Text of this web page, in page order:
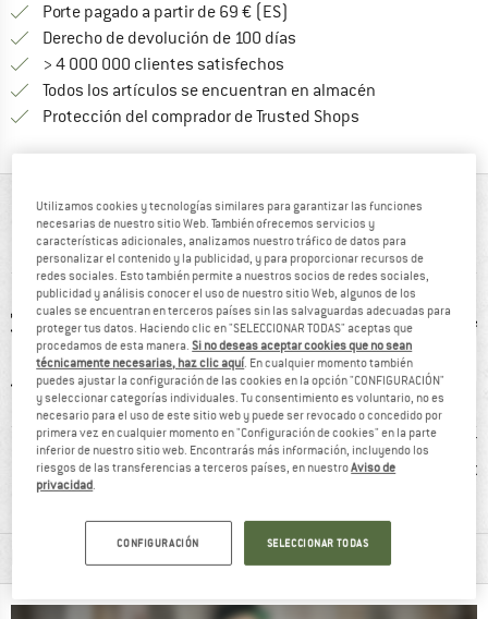
Porte pagado a partir de 69 € (ES)
Derecho de devolución de 100 días
> 4 000 000 clientes satisfechos
Todos los artículos se encuentran en almacén
Protección del comprador de Trusted Shops
DE UN VISTAZO
Mochila versátil con un buen acabado
clientes dicen:
mucho espacio
clientes dicen:
buen sistema de
INFORMACIÓN DEL MATERIAL Y CARACTERÍSTICAS
Utilizamos cookies y tecnologías similares para garantizar las funciones
necesarias de nuestro sitio Web. También ofrecemos servicios y
características adicionales, analizamos nuestro tráfico de datos para
personalizar el contenido y la publicidad, y para proporcionar recursos de
redes sociales. Esto también permite a nuestros socios de redes sociales,
publicidad y análisis conocer el uso de nuestro sitio Web, algunos de los
cuales se encuentran en terceros países sin las salvaguardas adecuadas para
proteger tus datos. Haciendo clic en "SELECCIONAR TODAS" aceptas que
procedamos de esta manera.Si no deseas aceptar cookies que no sean
técnicamente necesarias, haz clic aquí. En cualquier momento también
puedes ajustar la configuración de las cookies en la opción "CONFIGURACIÓN"
y seleccionar categorías individuales. Tu consentimiento es voluntario, no es
necesario para el uso de este sitio web y puede ser revocado o concedido por
primera vez en cualquier momento en "Configuración de cookies" en la parte
inferior de nuestro sitio web. Encontrarás más información, incluyendo los
riesgos de las transferencias a terceros países, en nuestroAviso de
privacidad
CONFIGURACIÓN SELECCIONAR TODAS